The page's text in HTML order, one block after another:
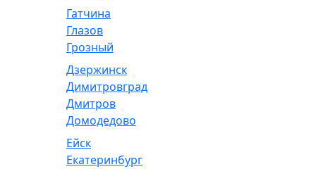
Гатчина
Глазов
Грозный
Дзержинск
Димитровград
Дмитров
Домодедово
Ейск
Екатеринбург